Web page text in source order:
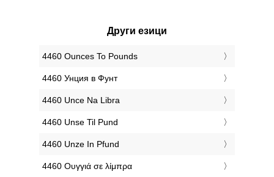
Други езици
‎4460 Ounces To Pounds
‎4460 Унция в Фунт
‎4460 Unce Na Libra
‎4460 Unse Til Pund
‎4460 Unze In Pfund
‎4460 Ουγγιά σε λίμπρα